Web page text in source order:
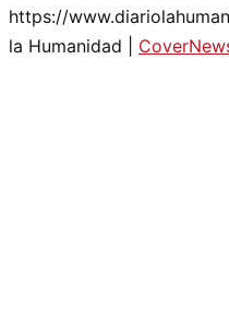
https://
la Humanidad